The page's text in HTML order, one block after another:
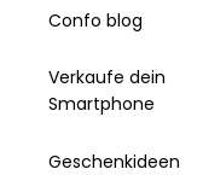
Confo blog
Verkaufe dein
Smartphone
Geschenkideen